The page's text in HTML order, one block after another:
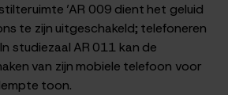
’AR 009 dient het geluid
te zijn uitgeschakeld; telefoneren
studiezaal AR 011 kan de
van zijn mobiele telefoon voor
toon.